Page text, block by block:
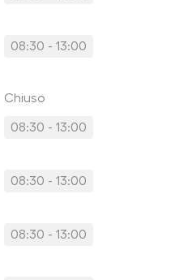
08:30 - 13:00
Chiuso
08:30 - 13:00
08:30 - 13:00
08:30 - 13:00